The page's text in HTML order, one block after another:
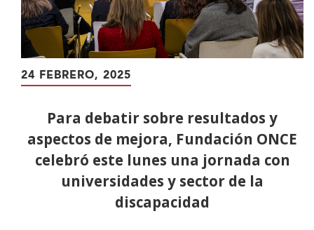
24 FEBRERO, 2025
Para debatir sobre resultados y
aspectos de mejora, Fundación ONCE
celebró este lunes una jornada con
universidades y sector de la
discapacidad